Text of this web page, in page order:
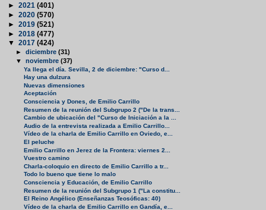
► 2021 (401)
► 2020 (570)
► 2019 (521)
► 2018 (477)
▼ 2017 (424)
►diciembre(31)
▼noviembre(37)
Ya llega el día. Sevilla, 2 de diciembre: "Curso d...
Hay una dulzura
Nuevas dimensiones
Aceptación
Consciencia y Dones, de Emilio Carrillo
Resumen de la reunión del Subgrupo 2 ("De la trans...
Cambio de ubicación del "Curso de Iniciación a la ...
Audio de la entrevista realizada a Emilio Carrillo...
Vídeo de la charla de Emilio Carrillo en Oviedo, e...
El peluche
Emilio Carrillo en Jerez de la Frontera: viernes 2...
Vuestro camino
Charla-coloquio en directo de Emilio Carrillo a tr...
Todo lo bueno que tiene lo malo
Consciencia y Educación, de Emilio Carrillo
Resumen de la reunión del Subgrupo 1 ("La constitu...
El Reino Angélico (Enseñanzas Teosóficas: 40)
Vídeo de la charla de Emilio Carrillo en Gandía, e...